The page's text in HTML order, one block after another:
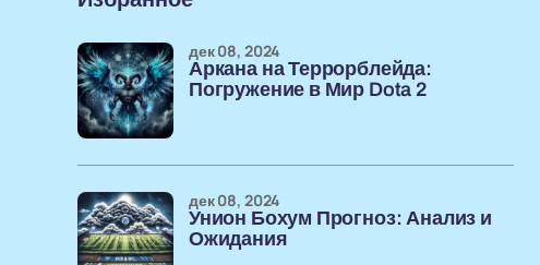
Аркана на Террорблейда:
Погружение в Мир Dota 2
дек 08, 2024
Унион Бохум Прогноз: Анализ и
Ожидания
дек 08, 2024